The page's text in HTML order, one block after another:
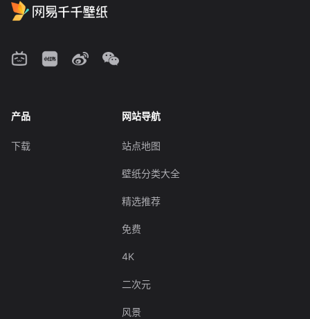
产品
下载
网站导航
站点地图
壁纸分类大全
精选推荐
免费
4K
二次元
风景